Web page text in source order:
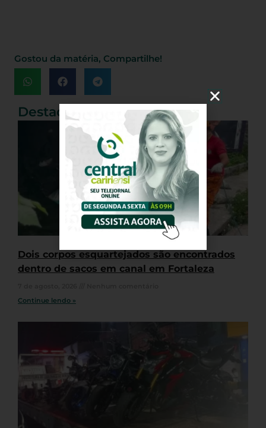
Gostou da matéria, Compartilhe!
Destaques
Dois corpos esquartejados são encontrados
dentro de sacos em canal em Fortaleza
Continue lendo »